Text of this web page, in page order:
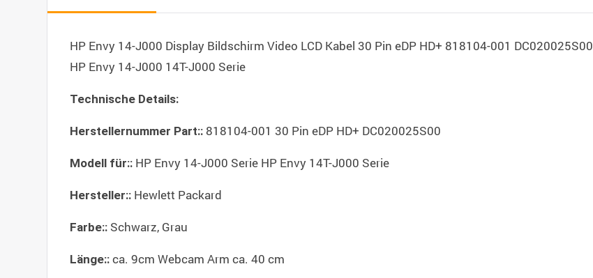
HP Envy 14-J000 Display Bildschirm Video LCD Kabel 30 Pin eDP HD+ 818104-001 DC020025S00
HP Envy 14-J000 14T-J000 Serie
Technische Details:
Herstellernummer Part:: 818104-001 30 Pin eDP HD+ DC020025S00
Modell für:: HP Envy 14-J000 Serie HP Envy 14T-J000 Serie
Hersteller:: Hewlett Packard
Farbe:: Schwarz, Grau
Länge:: ca. 9cm Webcam Arm ca. 40 cm